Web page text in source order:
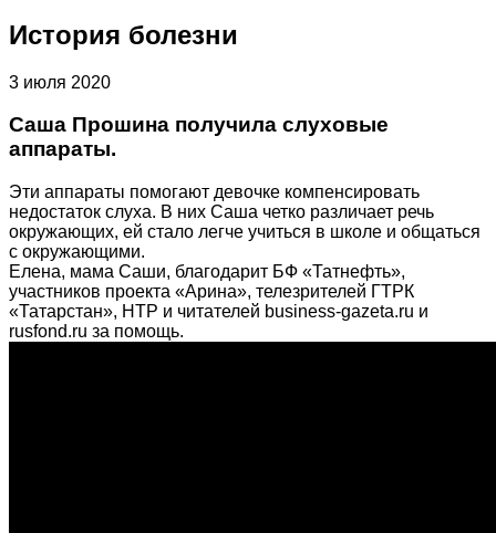
История болезни
3 июля 2020
Саша Прошина получила слуховые
аппараты.
Эти аппараты помогают девочке компенсировать
недостаток слуха. В них Саша четко различает речь
окружающих, ей стало легче учиться в школе и общаться
с окружающими.
Елена, мама Саши, благодарит БФ «Татнефть»,
участников проекта «Арина», телезрителей ГТРК
«Татарстан», НТР и читателей business-gazeta.ru и
rusfond.ru за помощь.